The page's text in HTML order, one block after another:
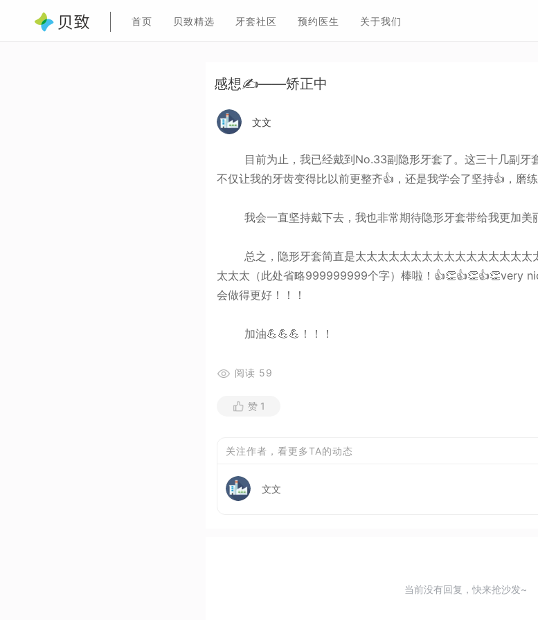
首页 贝致精选 牙套社区 预约医生 关于我们
感想✍——矫正中
文文
目前为止，我已经戴到No.33副隐形牙套了。这三十几副牙
不仅让我的牙齿变得比以前更整齐👍，还是我学会了坚持👍，磨练
我会一直坚持戴下去，我也非常期待隐形牙套带给我更加美
总之，隐形牙套简直是太太太太太太太太太太太太太太太太
太太太（此处省略999999999个字）棒啦！👍👏👍👏👍👏very
会做得更好！！！
加油💪💪💪！！！
阅读 59
赞 1
关注作者，看更多TA的动态
文文
当前没有回复，快来抢沙发~